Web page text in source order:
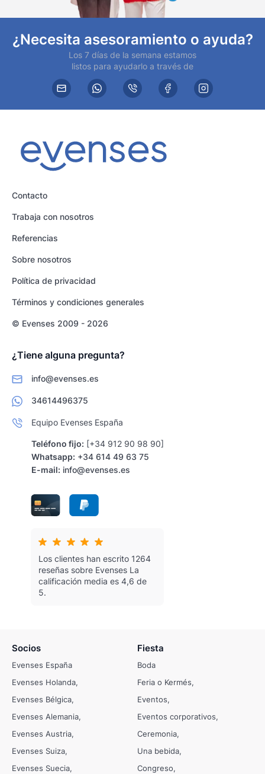
¿Necesita asesoramiento o ayuda?
Los 7 días de la semana estamos
listos para ayudarlo a través de
Contacto
Trabaja con nosotros
Referencias
Sobre nosotros
Política de privacidad
Términos y condiciones generales
© Evenses 2009 - 2026
¿Tiene alguna pregunta?
info@evenses.es
34614496375
Equipo Evenses España
Teléfono fijo: [+34 912 90 98 90]
Whatsapp: +34 614 49 63 75
E-mail: info@evenses.es
Los clientes han escrito 1264
reseñas sobre Evenses La
calificación media es 4,6 de
5.
Socios
Evenses España
Evenses Holanda
Evenses Bélgica
Evenses Alemania
Evenses Austria
Evenses Suiza
Evenses Suecia
Fiesta
Boda
Feria o Kermés
Eventos
Eventos corporativos
Ceremonia
Una bebida
Congreso